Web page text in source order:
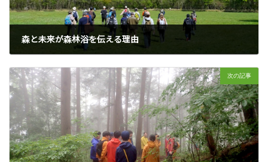
森と未来が森林浴を伝える理由
次の記事